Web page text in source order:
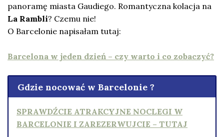
panoramę miasta Gaudiego. Romantyczna kolacja na
La Rambli? Czemu nie!
O Barcelonie napisałam tutaj:
Barcelona w jeden dzień – czy warto i co zobaczyć?
Gdzie nocować w Barcelonie ?
SPRAWDŹCIE ATRAKCYJNE NOCLEGI W
BARCELONIE I ZAREZERWUJCIE – TUTAJ